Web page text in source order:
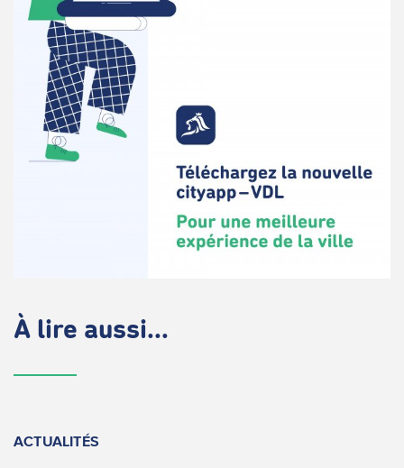
À lire aussi...
ACTUALITÉS